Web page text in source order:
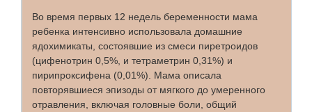
Во время первых 12 недель беременности мама
ребенка интенсивно использовала домашние
ядохимикаты, состоявшие из смеси пиретроидов
(цифенотрин 0,5%, и тетраметрин 0,31%) и
пирипроксифена (0,01%). Мама описала
повторявшиеся эпизоды от мягкого до умеренного
отравления, включая головные боли, общий